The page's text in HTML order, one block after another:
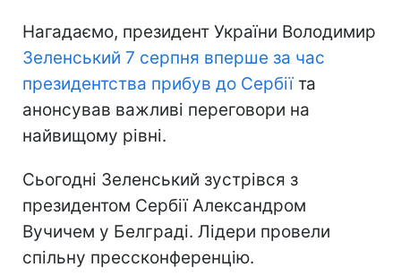
Нагадаємо, президент України Володимир
Зеленський 7 серпня вперше за час
президентства прибув до Сербіїта
анонсував важливі переговори на
найвищому рівні.
Сьогодні Зеленський зустрівся з
президентом Сербії Александром
Вучичем у Белграді. Лідери провели
спільну прессконференцію.